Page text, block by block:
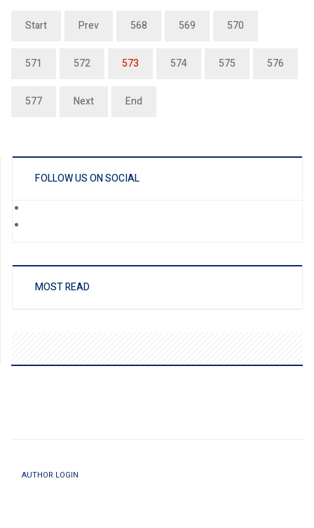
Start Prev 568 569 570
571 572 573 574 575 576
577 Next End
FOLLOW US ON SOCIAL
MOST READ
AUTHOR LOGIN